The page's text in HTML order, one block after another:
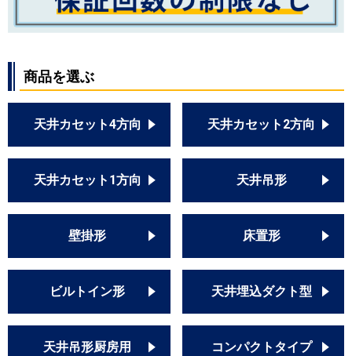
商品を選ぶ
天井カセット4方向 天井カセット2方向
天井カセット1方向 天井吊形
壁掛形 床置形
ビルトイン形 天井埋込ダクト型
天井吊形厨房用 コンパクトタイプ